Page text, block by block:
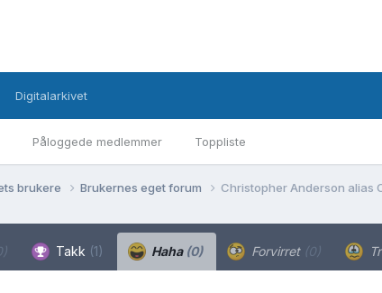
Påloggede medlemmer Toppliste
Digitalarkivet
brukere Brukernes eget forum Christopher Anderson alias
Takk (1) Haha (0) Forvirret (0)